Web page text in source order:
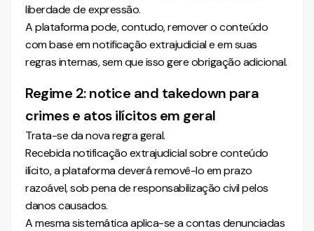
liberdade de expressão.
A plataforma pode, contudo, remover o conteúdo
com base em notificação extrajudicial e em suas
regras internas, sem que isso gere obrigação adicional.
Regime 2: notice and takedown para
crimes e atos ilícitos em geral
Trata-se da nova regra geral.
Recebida notificação extrajudicial sobre conteúdo
ilícito, a plataforma deverá removê-lo em prazo
razoável, sob pena de responsabilização civil pelos
danos causados.
A mesma sistemática aplica-se a contas denunciadas